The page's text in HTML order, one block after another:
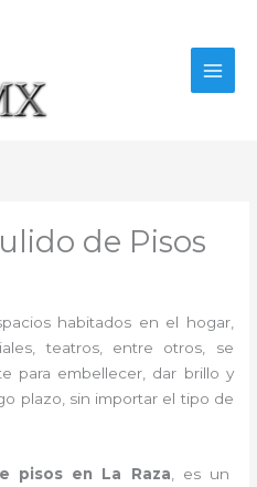
de Pisos
habitados en el hogar,
teatros, entre otros, se
para embellecer, dar brillo y
plazo, sin importar el tipo de
pisos en La Raza , es un